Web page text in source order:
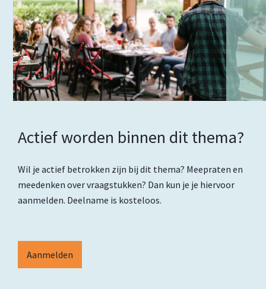
Actief worden binnen dit thema?
Wil je actief betrokken zijn bij dit thema? Meepraten en
meedenken over vraagstukken? Dan kun je je hiervoor
aanmelden. Deelname is kosteloos.
Aanmelden